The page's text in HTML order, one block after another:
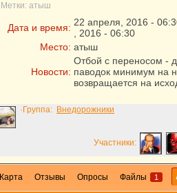
Метки: атыш
Дата и время: 22 апреля 2016 -
2016 - 06:30
Место: атыш
Новости:
Отбой с переносом -
паводок минимум на
возвращается на
·Группа: Внедорожники
Участники:
Карта Отзывы Опросы Файлы 1